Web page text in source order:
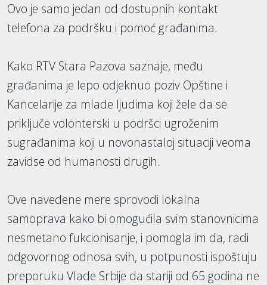
Ovo je samo jedan od dostupnih kontakt
telefona za podršku i pomoć građanima.
Kako RTV Stara Pazova saznaje, među
građanima je lepo odjeknuo poziv Opštine i
Kancelarije za mlade ljudima koji žele da se
priključe volonterski u podršci ugroženim
sugrađanima koji u novonastaloj situaciji veoma
zavidse od humanosti drugih.
Ove navedene mere sprovodi lokalna
samoprava kako bi omogućila svim stanovnicima
nesmetano fukcionisanje, i pomogla im da, radi
odgovornog odnosa svih, u potpunosti ispoštuju
preporuku Vlade Srbije da stariji od 65 godina ne